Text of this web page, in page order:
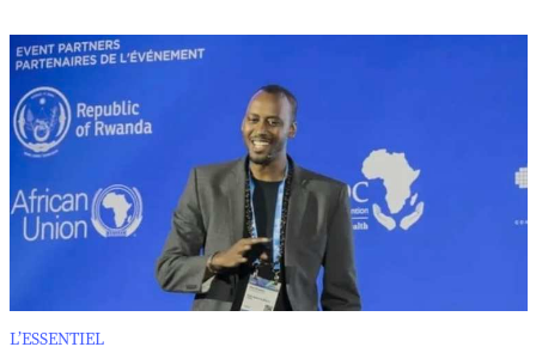
L’ESSENTIEL